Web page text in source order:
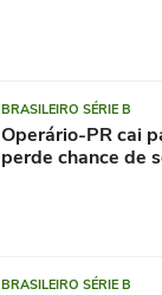
BRASILEIRO SÉRIE B
Operário-PR cai
perde chance de
BRASILEIRO SÉRIE B